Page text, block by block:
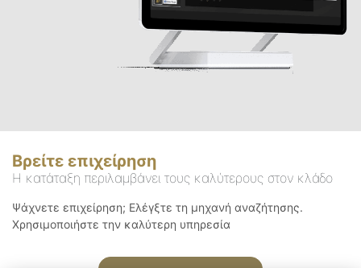
Βρείτε επιχείρηση
Η κατάταξη περιλαμβάνει τους καλύτερους στον κλάδο
Ψάχνετε επιχείρηση; Ελέγξτε τη μηχανή αναζήτησης.
Χρησιμοποιήστε την καλύτερη υπηρεσία